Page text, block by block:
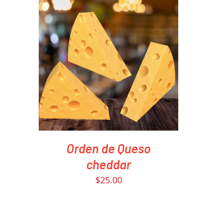
PEDIR AHORA
/
DETAILS
Orden de Queso
cheddar
$25.00